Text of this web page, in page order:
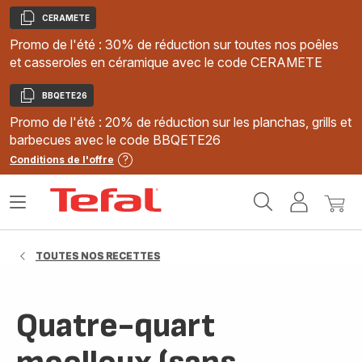
Copier
CERAMETE
Promo de l'été : 30% de réduction sur toutes nos poêles
et casseroles en céramique avec le code CERAMETE
Copier
BBQETE26
Promo de l'été : 20% de réduction sur les planchas, grills et
barbecues avec le code BBQETE26
Conditions de l'offre
MonMon
Ouvrir
TOUTES NOS RECETTES
Quatre-quart